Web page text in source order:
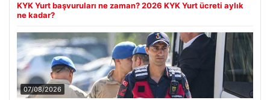
KYK Yurt başvuruları ne zaman? 2026 KYK Yurt ücreti aylık
ne kadar?
07/08/2026